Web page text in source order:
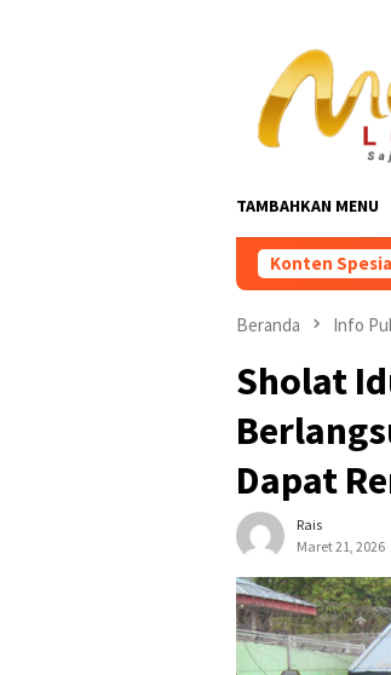
TAMBAHKAN MENU
Konten
Beranda Info
Sholat
Dapat
Rais
Maret 21, 2026